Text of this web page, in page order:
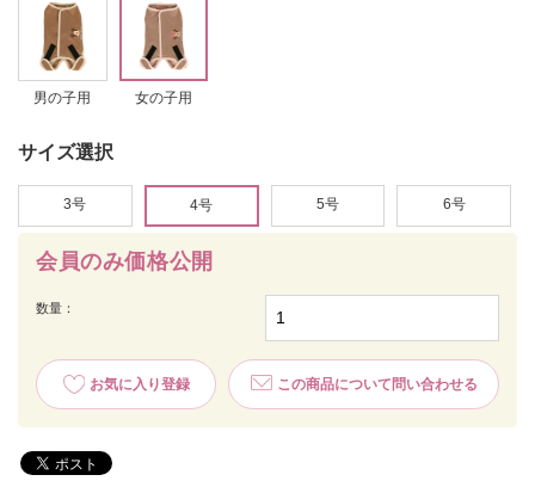
会員のみ価格公開
数量：
お気に入り登録 この商品について問い合わせる
男の子用 女の子用
サイズ選択
3号 4号 5号 6号